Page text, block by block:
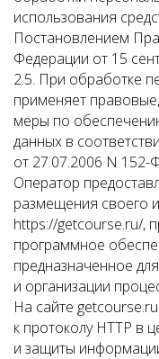
использования
Постановлением
Федерации от 15
2.5. При обработке
применяет
меры по
данных в
от 27.07.2006 N
Оператор
размещения своего
https://getcourse.ru/,
программное
предназначенное
и организации
На сайте
к протоколу HTTP в
и защиты